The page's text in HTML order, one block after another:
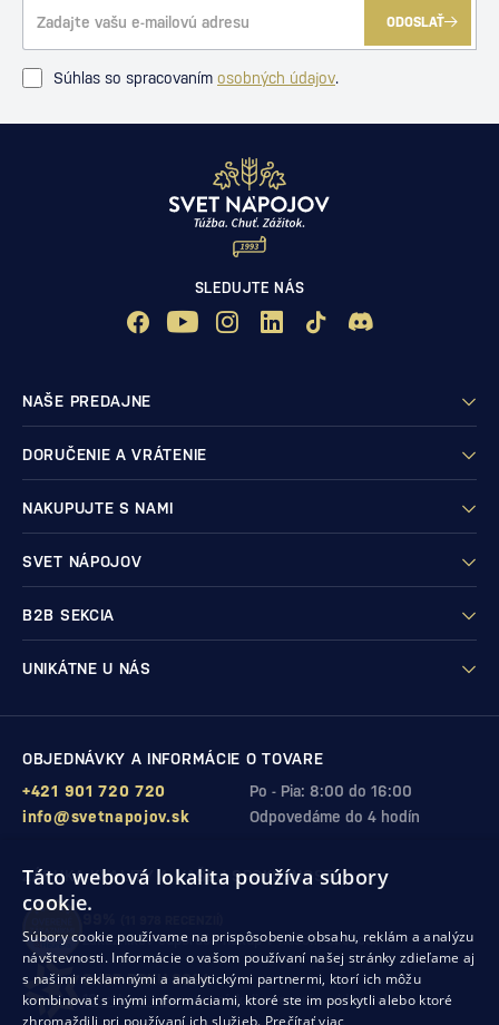
ODOSLAŤ
Súhlas so spracovaním osobných údajov.
SLEDUJTE NÁS
NAŠE PREDAJNE
DORUČENIE A VRÁTENIE
NAKUPUJTE S NAMI
SVET NÁPOJOV
B2B SEKCIA
UNIKÁTNE U NÁS
OBJEDNÁVKY A INFORMÁCIE O TOVARE
Po - Pia: 8:00 do 16:00
+421 901 720 720
Odpovedáme do 4 hodín
info@svetnapojov.sk
ZÁRUKA KVALITY A VAŠEJ SPOKOJNOSTI
zákazníkov odporúča nákup v našom obchode
SHOP ROKU 2024
10. rok po sebesme získali ocenenie od Heureka
Táto webová lokalita používa súbory
cookie.
Súbory cookie používame na prispôsobenie obsahu, reklám a analýzu
návštevnosti. Informácie o vašom používaní našej stránky zdieľame aj
s našimi reklamnými a analytickými partnermi, ktorí ich môžu
kombinovať s inými informáciami, ktoré ste im poskytli alebo ktoré
zhromaždili pri používaní ich služieb. Prečítať viac